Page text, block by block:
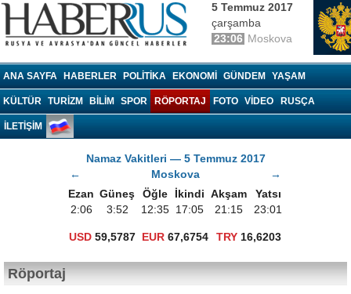
5 Temmuz 2017
çarşamba
23:06 Moskova
ANA SAYFA HABERLER POLITIKA EKONOMI GÜNDEM YAŞAM
KÜLTÜR TURIZM BILIM SPOR RÖPORTAJ FOTO VIDEO RUSÇA
İLETİŞİM
Namaz Vakitleri — 5 Temmuz 2017
←
Moskova
→
Ezan Güneş Öğle İkindi Akşam
Yatsı
2:06
3:52 12:35 17:05 21:15 23:01
USD 59,5787 EUR 67,6754 TRY16,6203
Röportaj